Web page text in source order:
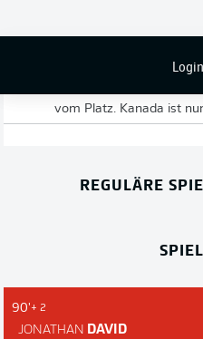
Login
Überschattet wird das
Horrorverletzung von
von Assim Madibo einen
Madibo als auch
vom Platz. Kanada ist
REGULÄRE
90'+ 2
JONATHAN DAVID